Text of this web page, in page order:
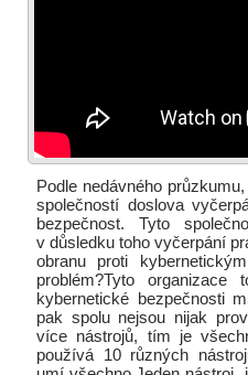
Podle nedávného
společností doslova
bezpečnost. Tyto
v důsledku toho vyčerpání
obranu proti
problém?Tyto
kybernetické bezpečnosti
pak spolu nejsou nijak
více nástrojů, tím je
používá 10 různých